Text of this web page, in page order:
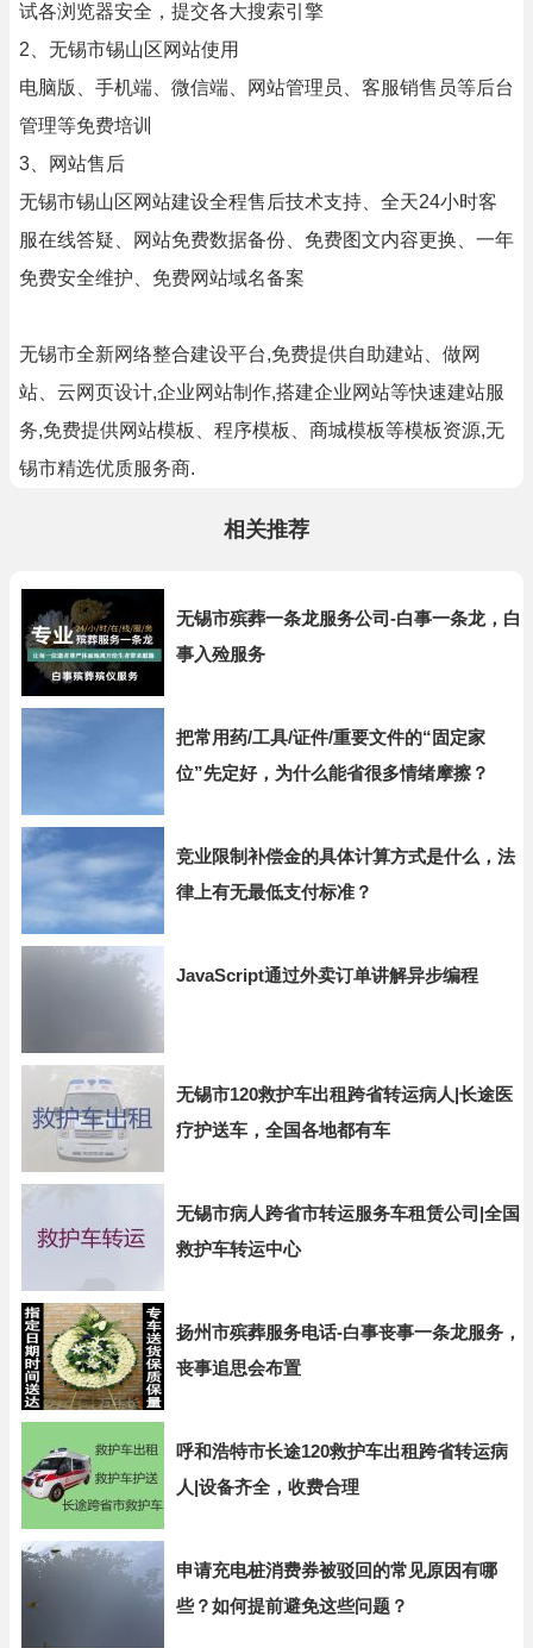
试各浏览器安全，提交各大搜索引擎
2、无锡市锡山区网站使用
电脑版、手机端、微信端、网站管理员、客服销售员等后台
管理等免费培训
3、网站售后
无锡市锡山区网站建设全程售后技术支持、全天24小时客
服在线答疑、网站免费数据备份、免费图文内容更换、一年
免费安全维护、免费网站域名备案
无锡市全新网络整合建设平台,免费提供自助建站、做网
站、云网页设计,企业网站制作,搭建企业网站等快速建站服
务,免费提供网站模板、程序模板、商城模板等模板资源,无
锡市精选优质服务商.
相关推荐
无锡市殡葬一条龙服务公司-白事一条龙，白
事入殓服务
把常用药/工具/证件/重要文件的“固定家
位”先定好，为什么能省很多情绪摩擦？
竞业限制补偿金的具体计算方式是什么，法
律上有无最低支付标准？
JavaScript通过外卖订单讲解异步编程
无锡市120救护车出租跨省转运病人|长途医
疗护送车，全国各地都有车
无锡市病人跨省市转运服务车租赁公司|全国
救护车转运中心
扬州市殡葬服务电话-白事丧事一条龙服务，
丧事追思会布置
呼和浩特市长途120救护车出租跨省转运病
人|设备齐全，收费合理
申请充电桩消费券被驳回的常见原因有哪
些？如何提前避免这些问题？